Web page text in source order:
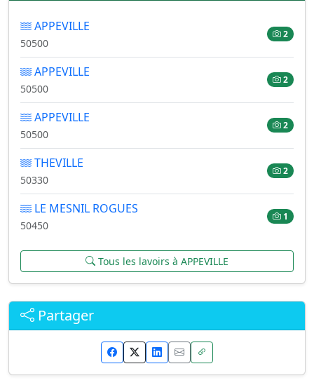
APPEVILLE
50500
2
APPEVILLE
50500
2
APPEVILLE
50500
2
THEVILLE
50330
2
LE MESNIL ROGUES
50450
1
Tous les lavoirs à APPEVILLE
Partager